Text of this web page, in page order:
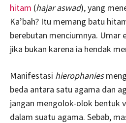
hitam (hajar aswad), yang
Ka’bah? Itu memang batu
berebutan menciumnya. Umar
jika bukan karena ia hendak
Manifestasi hierophanies
beda antara satu agama dan
jangan mengolok-olok bentuk
dalam suatu agama. Sebab,